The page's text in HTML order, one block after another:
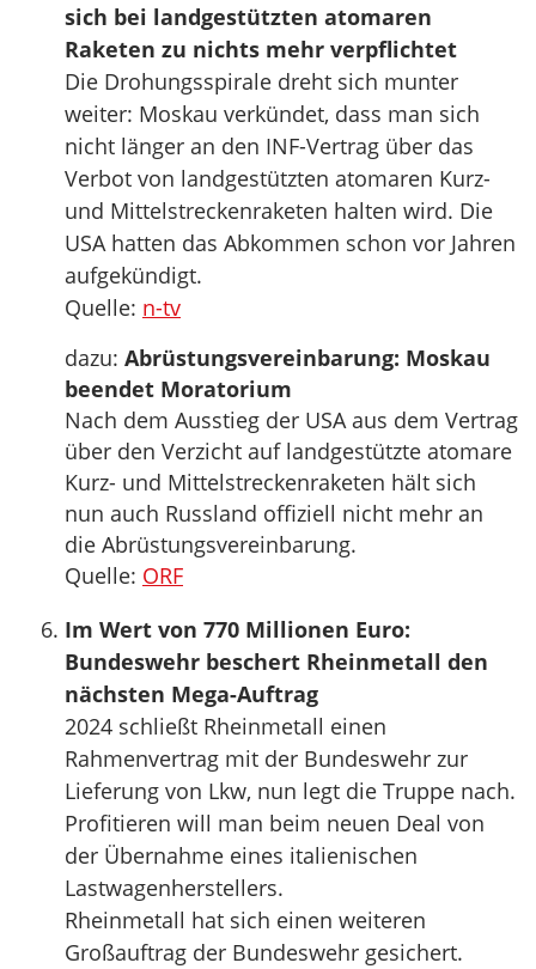
sich bei landgestützten atomaren
Raketen zu nichts mehr verpflichtet
Die Drohungsspirale dreht sich munter
weiter: Moskau verkündet, dass man sich
nicht länger an den INF-Vertrag über das
Verbot von landgestützten atomaren Kurz-
und Mittelstreckenraketen halten wird. Die
USA hatten das Abkommen schon vor Jahren
aufgekündigt.
Quelle: n-tv
dazu: Abrüstungsvereinbarung: Moskau
beendet Moratorium
Nach dem Ausstieg der USA aus dem Vertrag
über den Verzicht auf landgestützte atomare
Kurz- und Mittelstreckenraketen hält sich
nun auch Russland offiziell nicht mehr an
die Abrüstungsvereinbarung.
Quelle: ORF
Im Wert von 770 Millionen Euro:
Bundeswehr beschert Rheinmetall den
nächsten Mega-Auftrag
2024 schließt Rheinmetall einen
Rahmenvertrag mit der Bundeswehr zur
Lieferung von Lkw, nun legt die Truppe nach.
Profitieren will man beim neuen Deal von
der Übernahme eines italienischen
Lastwagenherstellers.
Rheinmetall hat sich einen weiteren
Großauftrag der Bundeswehr gesichert.